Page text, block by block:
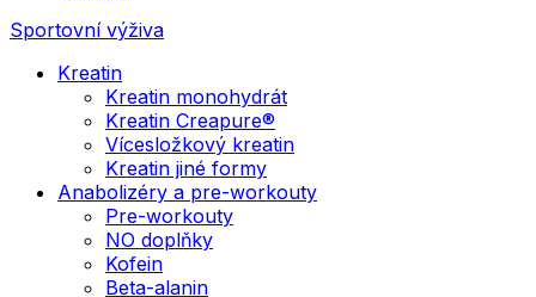
Sportovní výživa
Kreatin
Kreatin monohydrát
Kreatin Creapure®
Vícesložkový kreatin
Kreatin jiné formy
Anabolizéry a pre-workouty
Pre-workouty
NO doplňky
Kofein
Beta-alanin